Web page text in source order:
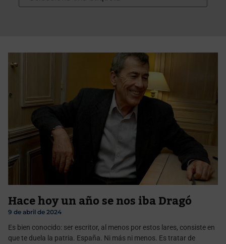
Hace hoy un año se nos iba Dragó
9 de abril de 2024
Es bien conocido: ser escritor, al menos por estos lares, consiste en
que te duela la patria. España. Ni más ni menos. Es tratar de